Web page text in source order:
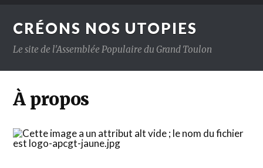
CRÉONS NOS UTOPIES
Le site de l'Assemblée Populaire du Grand Toulon
À propos